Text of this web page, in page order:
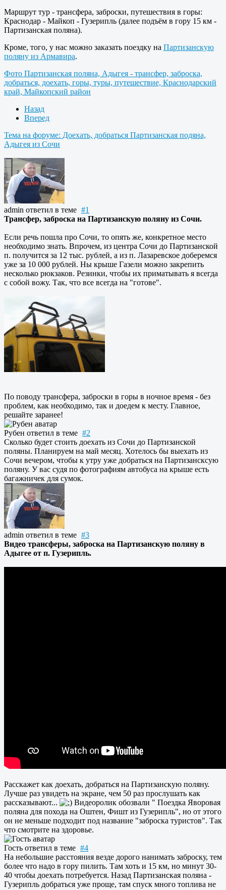
Маршрут тур - трансфера, заброски, путешествия в горы:
Краснодар - Майкоп - Гузерипль (далее подъём в гору 15 км -
Партизанская поляна).
Кроме, того, у нас можно заказать поездку на Партизанскую
поляну из Армавира.
Фото Партизанская поляна, Адыгея - трансфер, заброска,
добраться, доехать, горы, туры, путешествие, Краснодарский
край, Майкопский район
Назад
Вперед
Тема на форуме: Доехать, добраться Партизанская подяна,
Адыгея из Сочи
admin ответил в теме #1
Трансфер, заброска на Партизанскую поляну из Сочи.
Если речь пошла про Сочи, то опять же, конкретное место
необходимо знать. Впрочем, из центра Сочи до Партизанской
п. получится за 12 тыс. рублей, а из п. Лазаревское доберемся
уже за 10 000 рублей. Ны крыше Газели можно закрепить
несколько рюкзаков. Резинки, чтобы их приматывать я всегда
с собой вожу. Так, что все всегда на "готове".
По поводу трансфера, заброски в горы в ночное время - без
проблем, как необходимо, так и доедем к месту. Главное,
решайте заранее!
Рубен ответил в теме #2
Сколько будет стоить доехать из Сочи до Партизанской
поляны. Планируем на май месяц. Хотелось бы выехать из
Сочи вечером, чтобы к утру уже добраться на Партизансксую
поляну. У вас судя по фотографиям автобуса на крыше есть
багажничек для сумок.
admin ответил в теме #3
Видео трансферы, заброска на Партизанскую поляну в
Адыгее от п. Гузерипль.
Расскажет как доехать, добраться на Партизанскую поляну.
Лучше раз увидеть на экране, чем 50 раз прослушать как
рассказывают...
Видеоролик обозвали " Поездка Яворовая
поляна для похода на Оштен, Фишт из Гузерипль", но от этого
он не меньше подходит под название "заброска туристов". Так
что смотрите на здоровье.
Гость ответил в теме #4
На небольшие расстояния везде дорого нанимать заброску, тем
более что надо в гору пилить. Там хоть и 15 км, но минут 30-
40 чтобы доехать потребуется. Назад Партизанская поляна -
Гузерипль добраться уже проще, там спуск много топлива не